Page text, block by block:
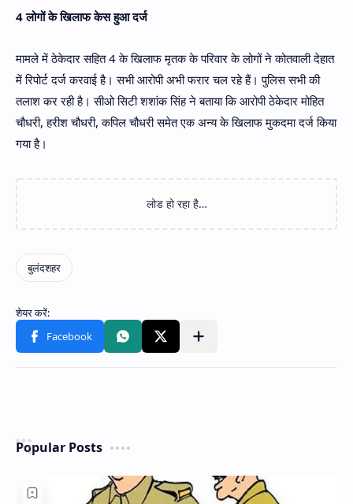
4 लोगों के खिलाफ केस हुआ दर्ज
मामले में ठेकेदार सहित 4 के खिलाफ मृतक के परिवार के लोगों ने कोतवाली देहात
में रिपोर्ट दर्ज करवाई है। सभी आरोपी अभी फरार चल रहे हैं। पुलिस सभी की
तलाश कर रही है। सीओ सिटी शशांक सिंह ने बताया कि आरोपी ठेकेदार मोहित
चौधरी, हरीश चौधरी, कपिल चौधरी समेत एक अन्य के खिलाफ मुकदमा दर्ज किया
गया है।
Popular Posts